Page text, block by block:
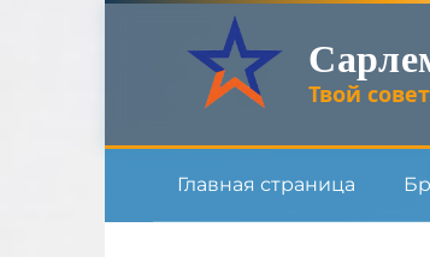
Твой
Главная страница